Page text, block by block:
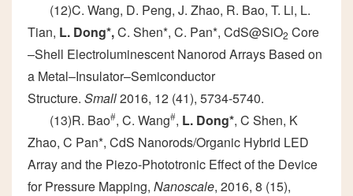
(12)C. Wang, D. Peng, J. Zhao, R. Bao, T. Li, L.
Tian, L. Dong*,C. Shen*, C. Pan*, CdS@SiO2 Core
–Shell Electroluminescent Nanorod Arrays Based on
a Metal–Insulator–Semiconductor
Structure. Small2016, 12 (41), 5734-5740.
(13)R. Bao#, C. Wang#, L. Dong*, C Shen, K
Zhao, C Pan*, CdS Nanorods/Organic Hybrid LED
Array and the Piezo-Phototronic Effect of the Device
for Pressure Mapping, Nanoscale, 2016, 8 (15),